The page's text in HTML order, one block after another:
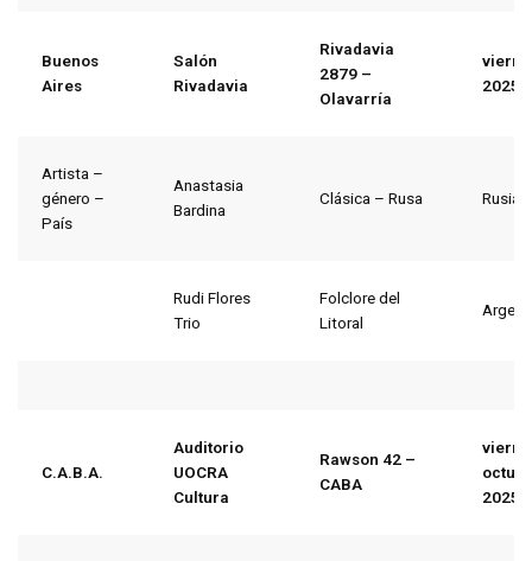
Buenos
Aires
Salón
Rivadavia
Rivadavia
2879 –
Olavarría
2025
Artista –
género –
País
Anastasia
Bardina
Clásica – Rusa Rusia
Rudi Flores
Trio
Folclore del
Litoral
C.A.B.A.
Auditorio
UOCRA
Cultura
Rawson 42 –
CABA
2025